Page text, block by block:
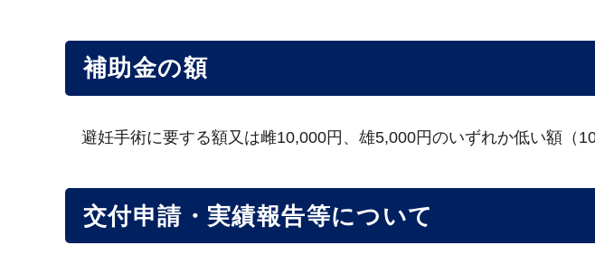
補助金の額
避妊手術に要する額又は雌10,000円、雄5,000円のいずれか低い額（
交付申請・実績報告等について